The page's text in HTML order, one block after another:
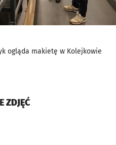
ogląda makietę w Kolejkowie
ZDJĘĆ